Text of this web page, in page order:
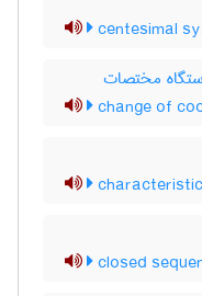
centesimal
مختصات
change of
closed